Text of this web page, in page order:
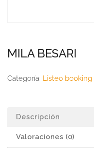
MILA BESARI
Categoría: Listeo booking
Descripción
Valoraciones (0)